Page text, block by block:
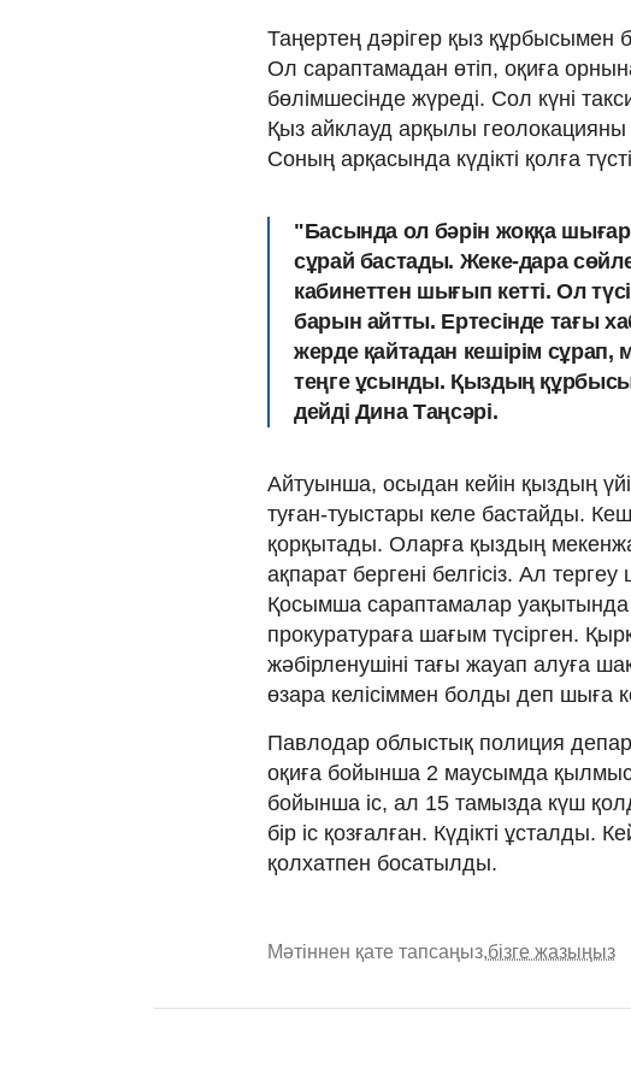
Таңертең дәрігер қыз құрбысымен
Ол сараптамадан өтіп, оқиға
бөлімшесінде жүреді. Сол күні
Қыз айклауд арқылы геолокацияны
Соның арқасында күдікті қолға
"Басында ол бәрін жоққа
сұрай бастады. Жеке-дара
кабинеттен шығып кетті. Ол
барын айтты. Ертесінде тағы
жерде қайтадан кешірім
теңге ұсынды. Қыздың құрбысы
дейді Дина Таңсәрі.
Айтуынша, осыдан кейін қыздың
туған-туыстары келе бастайды.
қорқытады. Оларға қыздың
ақпарат бергені белгісіз. Ал
Қосымша сараптамалар уақытында
прокуратураға шағым түсірген.
жәбірленушіні тағы жауап алуға
өзара келісіммен болды деп шыға
Павлодар облыстық полиция
оқиға бойынша 2 маусымда
бойынша іс, ал 15 тамызда күш
бір іс қозғалған. Күдікті ұсталды.
қолхатпен босатылды.
Мәтіннен қате тапсаңыз,бізге жазыңыз